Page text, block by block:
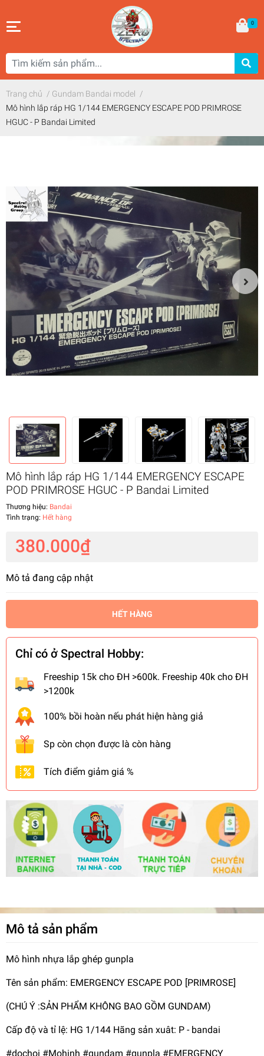
0
Trang chủ / Gundam Bandai model /
Mô hình lắp ráp HG 1/144 EMERGENCY ESCAPE POD PRIMROSE
HGUC - P Bandai Limited
Mô hình lắp ráp HG 1/144 EMERGENCY ESCAPE
POD PRIMROSE HGUC - P Bandai Limited
Thương hiệu: Bandai
Tình trạng: Hết hàng
380.000₫
Mô tả đang cập nhật
HẾT HÀNG
Chỉ có ở Spectral Hobby:
Freeship 15k cho ĐH >600k. Freeship 40k cho ĐH
>1200k
100% bồi hoàn nếu phát hiện hàng giả
Sp còn chọn được là còn hàng
Tích điểm giảm giá %
Mô tả sản phẩm
Mô hình nhựa lắp ghép gunpla
Tên sản phẩm: EMERGENCY ESCAPE POD [PRIMROSE]
(CHÚ Ý :SẢN PHẨM KHÔNG BAO GỒM GUNDAM)
Cấp độ và tỉ lệ: HG 1/144 Hãng sản xuât: P - bandai
#dochoi #Mohinh #gundam #gunpla #EMERGENCY